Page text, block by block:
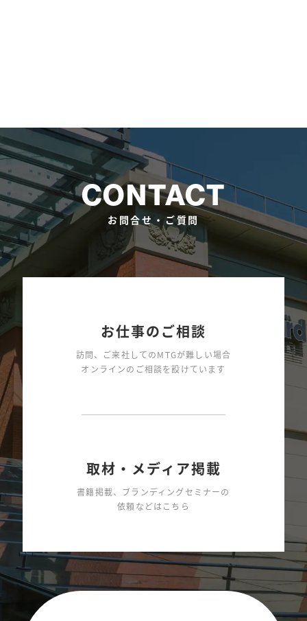
CONTACT
お問合せ・ご質問
お仕事のご相談
訪問、ご来社してのMTGが難しい場合
オンラインのご相談を設けています
取材・メディア掲載
書籍掲載、ブランディングセミナーの
依頼などはこちら